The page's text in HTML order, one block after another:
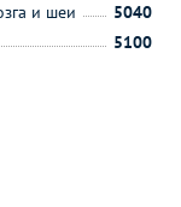
и шеи
5040
5100